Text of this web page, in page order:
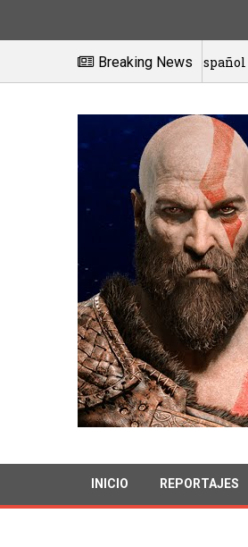
Breaking News
El juego español Windfolk ya
INICIO REPORTAJES